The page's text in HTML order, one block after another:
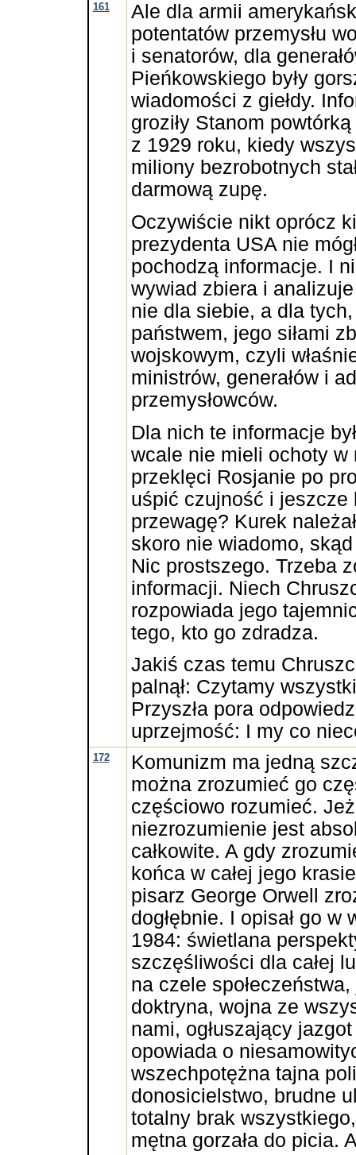
161
Ale dla armii
potentatów przemysłu
i senatorów, dla
Pieńkowskiego były
wiadomości z giełdy.
groziły Stanom
z 1929 roku, kiedy
miliony bezrobotnych
darmową zupę.
Oczywiście nikt oprócz
prezydenta USA nie
pochodzą informacje. I
wywiad zbiera i
nie dla siebie, a dla
państwem, jego siłami
wojskowym, czyli
ministrów, generałów i
przemysłowców.
Dla nich te informacje
wcale nie mieli ochoty w
przeklęci Rosjanie po
uśpić czujność i jeszcze
przewagę? Kurek
skoro nie wiadomo,
Nic prostszego. Trzeba
informacji. Niech
rozpowiada jego
tego, kto go zdradza.
Jakiś czas temu
palnął: Czytamy
Przyszła pora
uprzejmość: I my co
172
Komunizm ma jedną
można zrozumieć go
częściowo rozumieć.
niezrozumienie jest
całkowite. A gdy
końca w całej jego
pisarz George Orwell
dogłębnie. I opisał go
1984: świetlana
szczęśliwości dla całej
na czele
doktryna, wojna ze
nami, ogłuszający
opowiada o
wszechpotężna tajna
donosicielstwo, brudne
totalny brak
mętna gorzała do picia.